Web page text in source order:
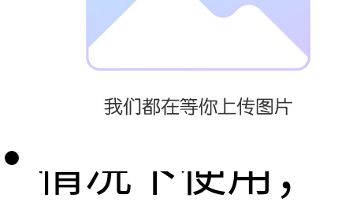
1、手摇装置确
保设备在特别
情况下使用；